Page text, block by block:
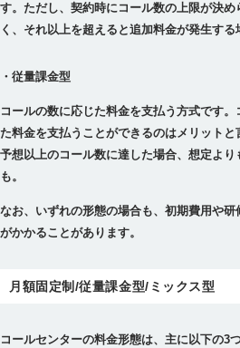
す。ただし、契約時にコール数の上限が決め
く、それ以上を超えると追加料金が発生する
・従量課金型
コールの数に応じた料金を支払う方式です
た料金を支払うことができるのはメリット
予想以上のコール数に達した場合、想定より
も。
なお、いずれの形態の場合も、初期費用や
がかかることがあります。
月額固定制/従量課金型/ミックス型
コールセンターの料金形態は、主に以下の3